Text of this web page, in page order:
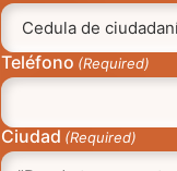
Nosotros
Nuestra Empresa
Corporativo
Manual Gráfico
Teléfono (Required)
Ciudad (Required)